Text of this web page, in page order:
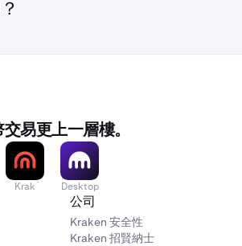
易更上一層樓。
Krak Desktop
公司
Kraken 安全性
Kraken 招賢納士